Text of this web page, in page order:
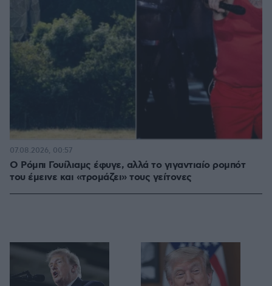
Ο Ρόμπι Γουίλιαμς έφυγε, αλλά το γιγαντιαίο ρομπότ
του έμεινε και «τρομάζει» τους γείτονες
07.08.2026, 00:57